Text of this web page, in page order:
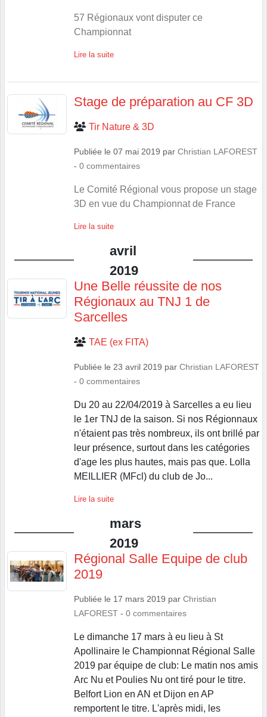
57 Régionaux vont disputer ce
Championnat
Lire la suite
Stage de préparation au CF 3D
Tir Nature & 3D
Publiée le 07 mai 2019 par Christian LAFOREST
- 0 commentaires
Le Comité Régional vous propose un stage
3D en vue du Championnat de France
Lire la suite
avril
2019
Une Belle réussite de nos
Régionaux au TNJ 1 de
Sarcelles
TAE (ex FITA)
Publiée le 23 avril 2019 par Christian LAFOREST
- 0 commentaires
Du 20 au 22/04/2019 à Sarcelles a eu lieu
le 1er TNJ de la saison. Si nos Régionnaux
n'étaient pas très nombreux, ils ont brillé par
leur présence, surtout dans les catégories
d'age les plus hautes, mais pas que. Lolla
MEILLIER (MFcl) du club de Jo...
Lire la suite
mars
2019
Régional Salle Equipe de club
2019
Publiée le 17 mars 2019 par Christian
LAFOREST - 0 commentaires
Le dimanche 17 mars à eu lieu à St
Apollinaire le Championnat Régional Salle
2019 par équipe de club: Le matin nos amis
Arc Nu et Poulies Nu ont tiré pour le titre.
Belfort Lion en AN et Dijon en AP
remportent le titre. L'après midi, les